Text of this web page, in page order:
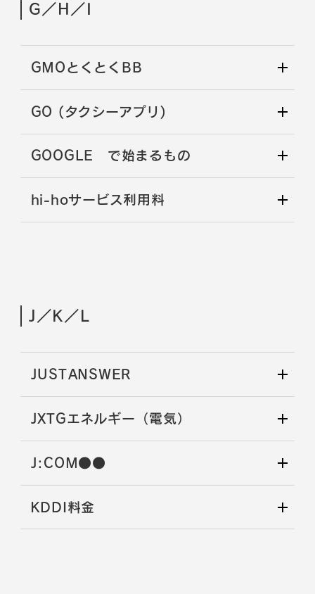
G／H／I
GMOとくとくBB
GO (タクシーアプリ)
GOOGLE で始まるもの
hi-hoサービス利用料
J／K／L
JUSTANSWER
JXTGエネルギー（電気）
J:COM●●
KDDI料金